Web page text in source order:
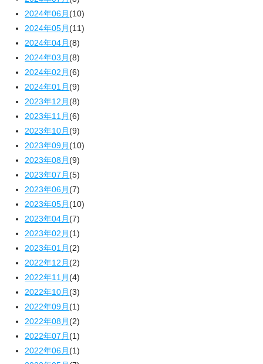
2024年06月(10)
2024年05月(11)
2024年04月(8)
2024年03月(8)
2024年02月(6)
2024年01月(9)
2023年12月(8)
2023年11月(6)
2023年10月(9)
2023年09月(10)
2023年08月(9)
2023年07月(5)
2023年06月(7)
2023年05月(10)
2023年04月(7)
2023年02月(1)
2023年01月(2)
2022年12月(2)
2022年11月(4)
2022年10月(3)
2022年09月(1)
2022年08月(2)
2022年07月(1)
2022年06月(1)